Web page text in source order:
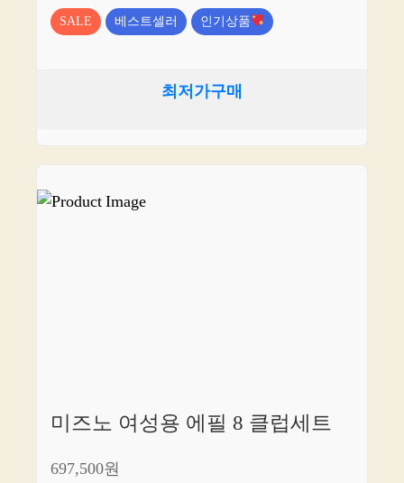
SALE 베스트셀러 인기상품
최저가구매
미즈노 여성용 에필 8 클럽세트
697,500원